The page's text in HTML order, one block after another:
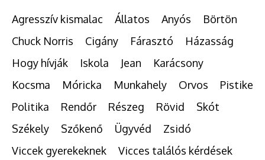
Agresszív kismalac Állatos Anyós
Börtön
Chuck Norris
Cigány Fárasztó
Házasság
Hogy hívják
Iskola Jean
Karácsony
Kocsma
Móricka Munkahely Orvos
Pistike
Politika
Rendőr Részeg Rövid
Skót
Székely
Szőkenő Ügyvéd
Zsidó
Viccek gyerekeknek
Vicces találós kérdések